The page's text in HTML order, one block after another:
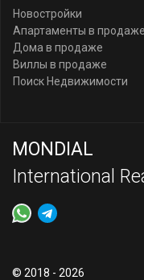
Новостройки
Апартаменты в продаже
Дома в продаже
Виллы в продаже
Поиск Недвижимости
MONDIAL
International
© 2018 - 2026